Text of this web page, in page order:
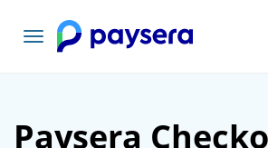
Toggle
navigation
Paysera